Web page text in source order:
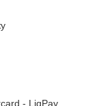
- LiqPay